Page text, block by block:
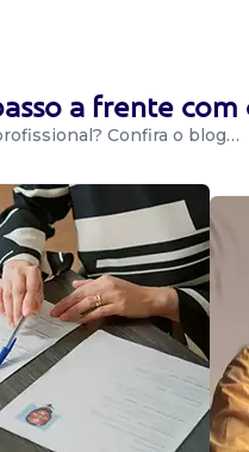
a frente
Confira o blog…